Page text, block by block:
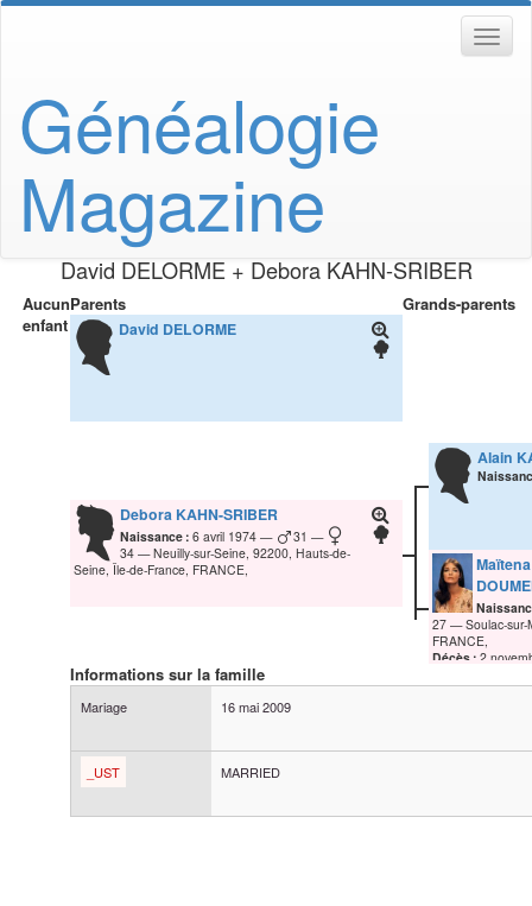
Généalogie
Magazine
DavidDELORME+DeboraKAHN-SRIBER
Aucun
enfant
Parents Grands-parents
David DELORME
Debora KAHN-SRIBER
Naissance : 6 avril 1974
31
34
Neuilly-sur-Seine, 92200, Hauts-de-
Seine, Île-de-France, FRANCE,
Alain
27
Soulac-
FRANCE,
Décès : 2
Informations sur la famille
Mariage 16 mai 2009
_UST MARRIED